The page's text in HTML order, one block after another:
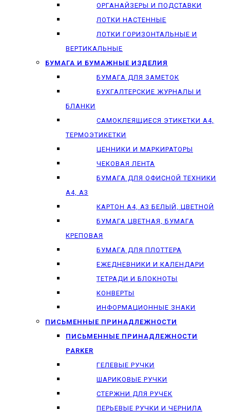
ОРГАНАЙЗЕРЫ И ПОДСТАВКИ
ЛОТКИ НАСТЕННЫЕ
ЛОТКИ ГОРИЗОНТАЛЬНЫЕ И
ВЕРТИКАЛЬНЫЕ
БУМАГА И БУМАЖНЫЕ ИЗДЕЛИЯ
БУМАГА ДЛЯ ЗАМЕТОК
БУХГАЛТЕРСКИЕ ЖУРНАЛЫ И
БЛАНКИ
САМОКЛЕЯЩИЕСЯ ЭТИКЕТКИ А4,
ТЕРМОЭТИКЕТКИ
ЦЕННИКИ И МАРКИРАТОРЫ
ЧЕКОВАЯ ЛЕНТА
БУМАГА ДЛЯ ОФИСНОЙ ТЕХНИКИ
А4, А3
КАРТОН А4, А3 БЕЛЫЙ, ЦВЕТНОЙ
БУМАГА ЦВЕТНАЯ, БУМАГА
КРЕПОВАЯ
БУМАГА ДЛЯ ПЛОТТЕРА
ЕЖЕДНЕВНИКИ И КАЛЕНДАРИ
ТЕТРАДИ И БЛОКНОТЫ
КОНВЕРТЫ
ИНФОРМАЦИОННЫЕ ЗНАКИ
ПИСЬМЕННЫЕ ПРИНАДЛЕЖНОСТИ
ПИСЬМЕННЫЕ ПРИНАДЛЕЖНОСТИ
PARKER
ГЕЛЕВЫЕ РУЧКИ
ШАРИКОВЫЕ РУЧКИ
СТЕРЖНИ ДЛЯ РУЧЕК
ПЕРЬЕВЫЕ РУЧКИ И ЧЕРНИЛА